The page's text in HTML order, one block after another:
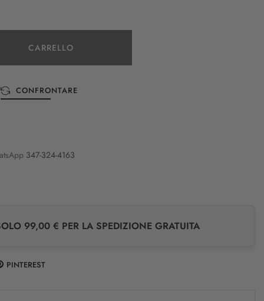
CARRELLO
CONFRONTARE
347-324-4163
99,00 € PER LA SPEDIZIONE GRATUITA
PINTEREST